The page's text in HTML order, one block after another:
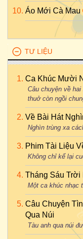
Áo Mới Cà Mau
TƯ LIỆU
Ca Khúc Mười
Câu chuyện về
thuở còn ngồi
Về Bài Hát
Nghìn trùng xa
Phim Tài Liệu
Không chỉ kể lại
Tháng Sáu Trời
Một ca khúc nhạc
Câu Chuyện
Qua Núi
Tàu anh qua núi